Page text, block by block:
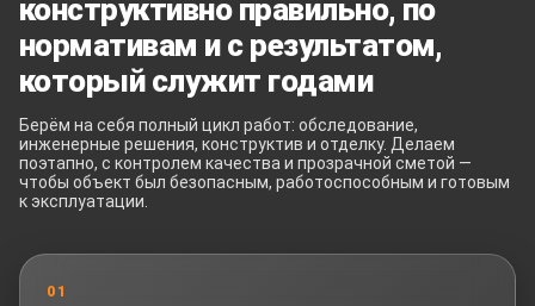
конструктивно правильно, по
нормативам и с результатом,
который служит годами
Берём на себя полный цикл работ: обследование,
инженерные решения, конструктив и отделку. Делаем
поэтапно, с контролем качества и прозрачной сметой —
чтобы объект был безопасным, работоспособным и готовым
к эксплуатации.
01